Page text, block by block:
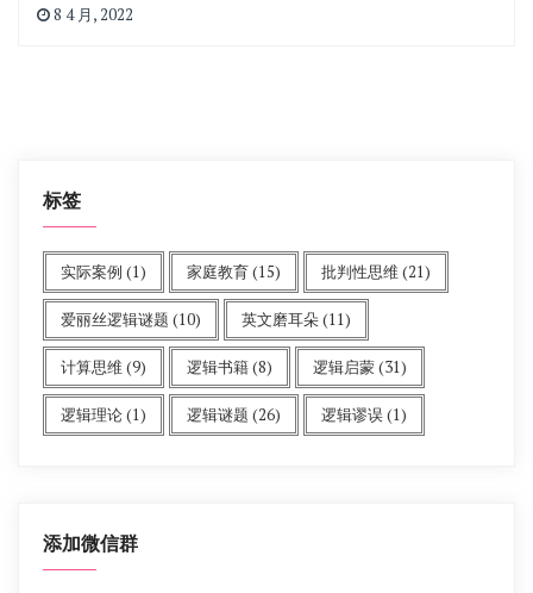
8 4 月, 2022
标签
实际案例 (1) 家庭教育(15) 批判性思维 (21)
爱丽丝逻辑谜题 (10) 英文磨耳朵(11)
计算思维 (9) 逻辑书籍(8) 逻辑启蒙(31)
逻辑理论(1) 逻辑谜题 (26) 逻辑谬误(1)
添加微信群